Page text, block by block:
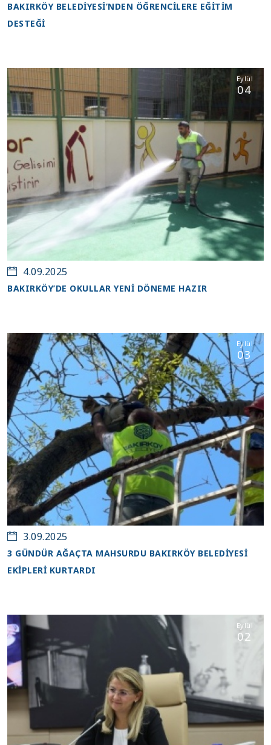
BAKIRKÖY BELEDİYESİ’NDEN ÖĞRENCİLERE EĞİTİM
DESTEĞİ
Eylül
04
4.09.2025
BAKIRKÖY’DE OKULLAR YENİ DÖNEME HAZIR
Eylül
03
3.09.2025
3 GÜNDÜR AĞAÇTA MAHSURDU BAKIRKÖY BELEDİYESİ
EKİPLERİ KURTARDI
Eylül
02